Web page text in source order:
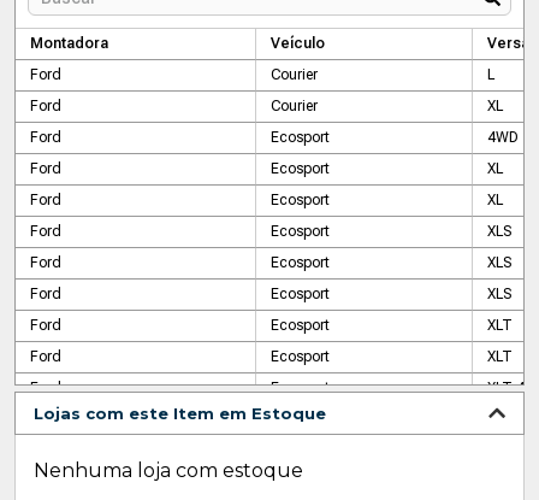
Montadora Veículo
Versão
Ford
Courier
L
Ford
Courier
XL
Ford
Ecosport
4WD
Ford
Ecosport
XL
Ford
Ecosport
XL
Ford
Ecosport
XLS
Ford
Ecosport
XLS
Ford
Ecosport
XLS
Ford
Ecosport
XLT
Ford
Ecosport
XLT
Ford
Ecosport
XLT
Ford
Escort
GL
Ford
Fiesta
Lojas com este Item em Estoque
Nenhuma loja com estoque